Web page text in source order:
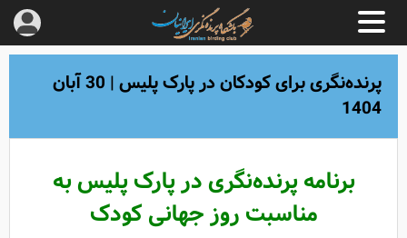
پرنده‌نگری برای کودکان در پارک پلیس | 30 آبان
1404
برنامه پرنده‌نگری در پارک پلیس به
مناسبت روز جهانی کودک